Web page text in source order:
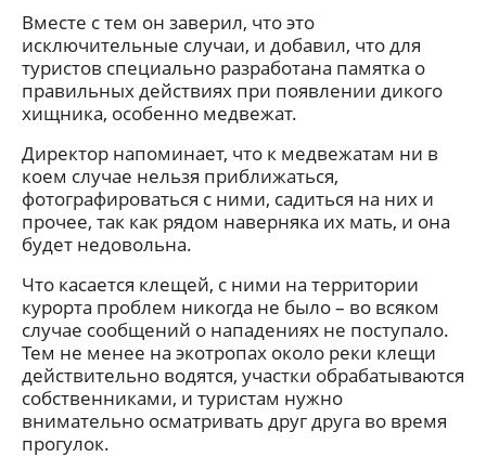
Вместе с тем он заверил, что это
исключительные случаи, и добавил, что для
туристов специально разработана памятка о
правильных действиях при появлении дикого
хищника, особенно медвежат.
Директор напоминает, что к медвежатам ни в
коем случае нельзя приближаться,
фотографироваться с ними, садиться на них и
прочее, так как рядом наверняка их мать, и она
будет недовольна.
Что касается клещей, с ними на территории
курорта проблем никогда не было – во всяком
случае сообщений о нападениях не поступало.
Тем не менее на экотропах около реки клещи
действительно водятся, участки обрабатываются
собственниками, и туристам нужно
внимательно осматривать друг друга во время
прогулок.